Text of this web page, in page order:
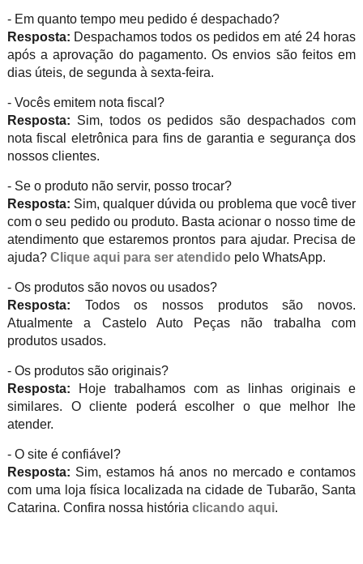
- Em quanto tempo meu pedido é despachado?
Resposta: Despachamos todos os pedidos em até 24 horas
após a aprovação do pagamento. Os envios são feitos em
dias úteis, de segunda à sexta-feira.
- Vocês emitem nota fiscal?
Resposta: Sim, todos os pedidos são despachados com
nota fiscal eletrônica para fins de garantia e segurança dos
nossos clientes.
- Se o produto não servir, posso trocar?
Resposta: Sim, qualquer dúvida ou problema que você tiver
com o seu pedido ou produto. Basta acionar o nosso time de
atendimento que estaremos prontos para ajudar. Precisa de
ajuda? Clique aqui para ser atendido pelo WhatsApp.
- Os produtos são novos ou usados?
Resposta: Todos os nossos produtos são novos.
Atualmente a Castelo Auto Peças não trabalha com
produtos usados.
- Os produtos são originais?
Resposta: Hoje trabalhamos com as linhas originais e
similares. O cliente poderá escolher o que melhor lhe
atender.
- O site é confiável?
Resposta: Sim, estamos há anos no mercado e contamos
com uma loja física localizada na cidade de Tubarão, Santa
Catarina. Confira nossa história clicando aqui.